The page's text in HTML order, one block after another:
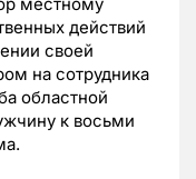
местному
действий
своей
на сотрудника
областной
к восьми